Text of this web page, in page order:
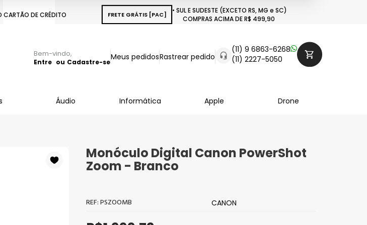
CARTÃO DE CRÉDITO FRETE GRÁTIS [PAC]
• SUL E SUDESTE (EXCETO RS, MG e SC)
COMPRAS ACIMA DE R$ 499,90
Meus pedidosRastrear pedido
(11) 9 6863-6268
(11) 2227-5050
Pular
para
Entre Cadastre-se
Áudio Informática Apple Drone
Monóculo Digital Canon PowerShot
Zoom - Branco
PSZOOMB CANON